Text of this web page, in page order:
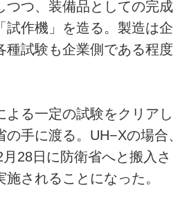
つつ、装備品としての完成
試作機」を造る。製造は企
種試験も企業側である程度
る一定の試験をクリアし
手に渡る。UH−Xの場合、
28日に防衛省へと搬入さ
されることになった。